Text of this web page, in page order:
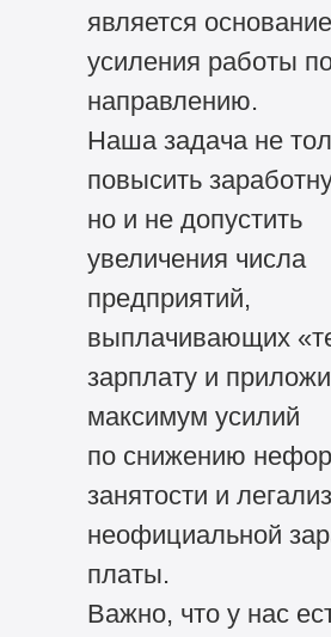
является
усиления работы
направлению.
Наша задача не
повысить
но и не допустить
увеличения числа
предприятий,
выплачивающих
зарплату и
максимум усилий
по снижению
занятости и
неофициальной
платы.
Важно, что у нас